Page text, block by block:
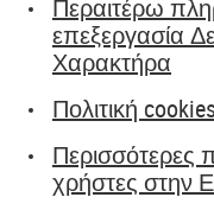
Περαιτέρω
επεξεργασία
Χαρακτήρα
Πολιτική cookies
Περισσότερες
χρήστες στην